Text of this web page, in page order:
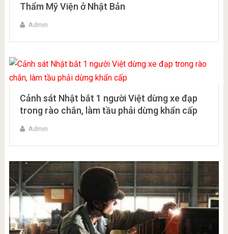
Thẩm Mỹ Viện ở Nhật Bản
Admin
Cảnh sát Nhật bắt 1 người Việt dừng xe đạp
trong rào chắn, làm tầu phải dừng khẩn cấp
Admin